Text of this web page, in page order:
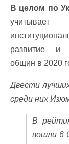
В целом по
развитие и
общин в 2020
Двести
среди них
В
вошли 6